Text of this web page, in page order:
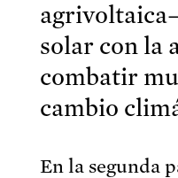
solar con la
combatir
cambio
En la segunda